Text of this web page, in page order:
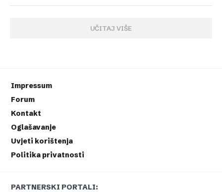
UČITAJ VIŠE
Impressum
Forum
Kontakt
Oglašavanje
Uvjeti korištenja
Politika privatnosti
PARTNERSKI PORTALI: